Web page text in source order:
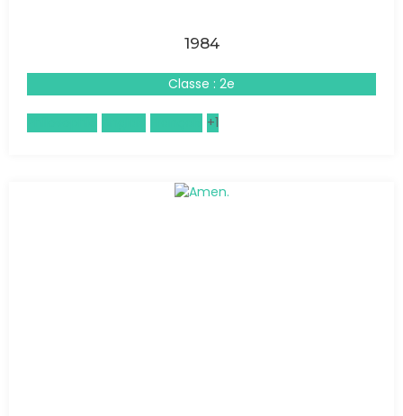
1984
Classe : 2e
+1